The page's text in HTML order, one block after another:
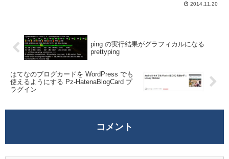
2014.11.20
ping の実行結果がグラフィカルになる
prettyping
はてなのブログカードを WordPress でも
使えるようにする Pz-HatenaBlogCard プ
ラグイン
コメント